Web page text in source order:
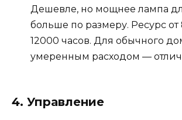
Дешевле, но мощнее лампа
больше по размеру. Ресурс
12000 часов. Для обычного
умеренным расходом —
4. Управление